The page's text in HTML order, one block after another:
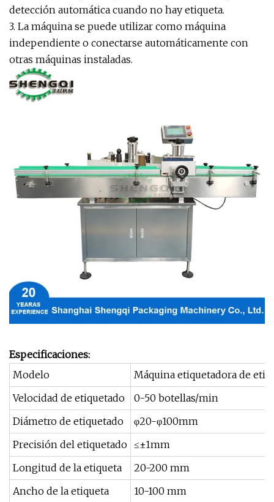
detección automática cuando no hay etiqueta.
3. La máquina se puede utilizar como máquina
independiente o conectarse automáticamente con
otras máquinas instaladas.
Especificaciones:
Modelo
Máquina etiquetadora de
Velocidad de etiquetado
0-50 botellas/min
Diámetro de etiquetado
φ20-φ100mm
Precisión del etiquetado ≤±1mm
Longitud de la etiqueta
20-200 mm
Ancho de la etiqueta
10-100 mm